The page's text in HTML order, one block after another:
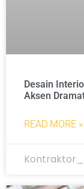
Desain
Aksen
READ MORE »